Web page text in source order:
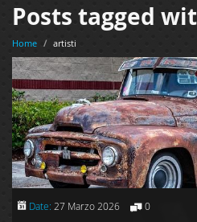
Posts tagged
Home / artisti
Date: 27 Marzo 2026 0